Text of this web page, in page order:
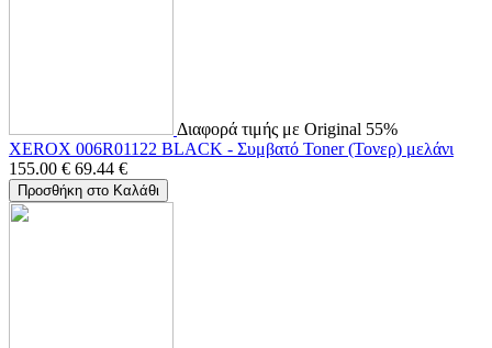
Διαφορά τιμής με Original 55%
XEROX 006R01122 BLACK - Συμβατό Toner (Τονερ) μελάνι
155.00 € 69.44 €
Προσθήκη στο Καλάθι